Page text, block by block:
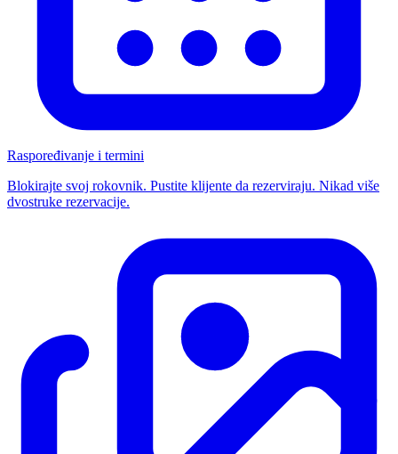
Raspoređivanje i termini
Blokirajte svoj rokovnik. Pustite klijente da rezerviraju. Nikad više
dvostruke rezervacije.